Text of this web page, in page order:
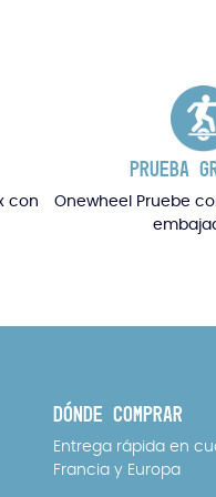
con
PRUEBA
Onewheel Pruebe
DÓNDE COMPRAR
Entrega rápida en
Francia y Europa